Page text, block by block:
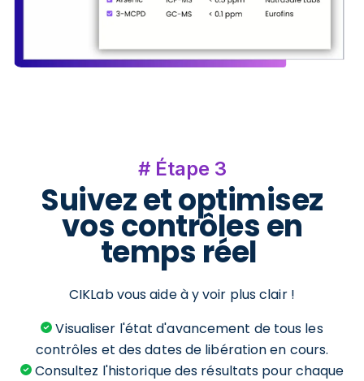
# Étape 3
Suivez et optimisez
vos contrôles en
temps réel
CIKLab vous aide à y voir plus clair !
Visualiser l'état d'avancement de tous les
contrôles et des dates de libération en cours.
Consultez l'historique des résultats pour chaque